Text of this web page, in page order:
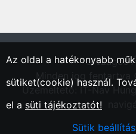
"Országos
Minden jog fentartva
Üzemeltető: IT-Nav
Az oldal a hatékonyabb
sütiket(cookie) használ.
el a süti tájékoztatót!
Sütik